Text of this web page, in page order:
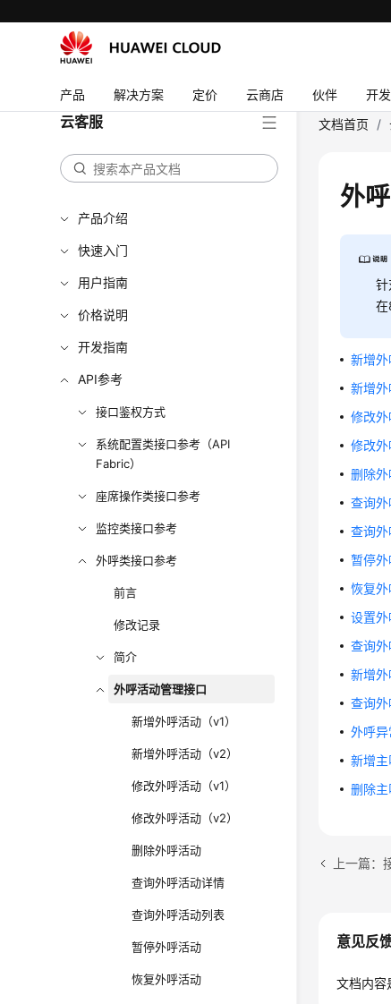
产品 解决方案 定价 云商店 伙伴 开
云客服
产品介绍
快速入门
用户指南
价格说明
开发指南
API参考
接口鉴权方式
系统配置类接口参考（API
Fabric）
座席操作类接口参考
监控类接口参考
外呼类接口参考
前言
修改记录
简介
外呼活动管理接口
新增外呼活动（v1）
新增外呼活动（v2）
修改外呼活动（v1）
修改外呼活动（v2）
删除外呼活动
查询外呼活动详情
查询外呼活动列表
暂停外呼活动
恢复外呼活动
文档首页 /
外
针
在
新增外
新增外
修改外
修改外
删除
查询
查询
暂停
恢复
设置
查询
新增外
查询
外呼
新增
删除
上一篇：
意见反
文档内容